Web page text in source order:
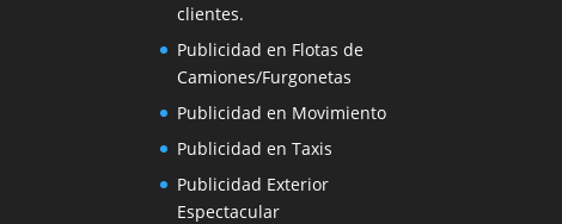
clientes.
Publicidad en Flotas de
Camiones/Furgonetas
Publicidad en Movimiento
Publicidad en Taxis
Publicidad Exterior
Espectacular